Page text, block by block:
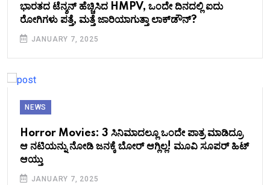
ಭಾರತದ ಟೆನ್ಶನ್ ಹೆಚ್ಚಿಸಿದ HMPV, ಒಂದೇ ದಿನದಲ್ಲಿ ಐದು
ರೋಗಿಗಳು ಪತ್ತೆ, ಮತ್ತೆ ಜಾರಿಯಾಗುತ್ತಾ ಲಾಕ್​ಡೌನ್?
JANUARY 7, 2025
NEWS
Horror Movies: 3 ಸಿನಿಮಾದಲ್ಲೂ ಒಂದೇ ಪಾತ್ರ ಮಾಡಿದ್ರೂ
ಆ ನಟಿಯನ್ನು ನೋಡಿ ಜನಕ್ಕೆ ಬೋರ್ ಆಗ್ಲಿಲ್ಲ! ಮೂವಿ ಸೂಪರ್ ಹಿಟ್
ಆಯ್ತು
JANUARY 7, 2025